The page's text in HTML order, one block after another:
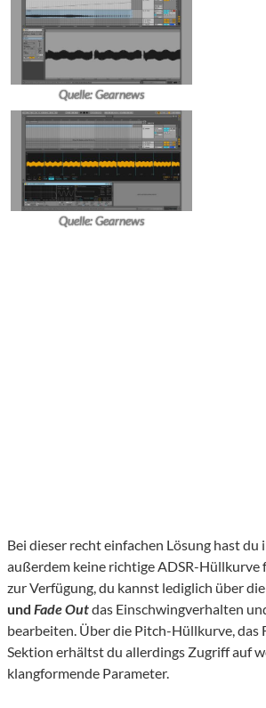
Quelle: Gearnews
Quelle: Gearnews
Bei dieser recht einfachen Lösung hast du
außerdem keine richtige ADSR-Hüllkurve
zur Verfügung, du kannst lediglich über
und Fade Outdas Einschwingverhalten
bearbeiten. Über die Pitch-Hüllkurve, das
Sektion erhältst du allerdings Zugriff auf
klangformende Parameter.